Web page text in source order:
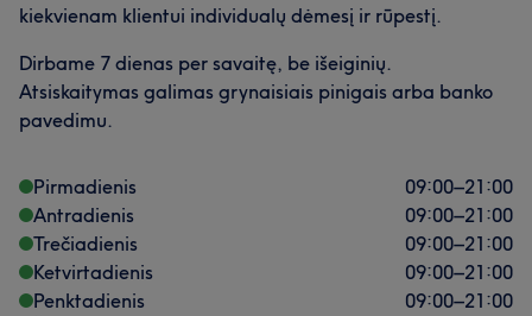
kiekvienam klientui individualų dėmesį ir rūpestį.
Dirbame 7 dienas per savaitę, be išeiginių.
Atsiskaitymas galimas grynaisiais pinigais arba banko
pavedimu.
Pirmadienis 09:00–21:00
Antradienis
09:00–21:00
Trečiadienis
09:00–21:00
Ketvirtadienis
09:00–21:00
Penktadienis
09:00–21:00